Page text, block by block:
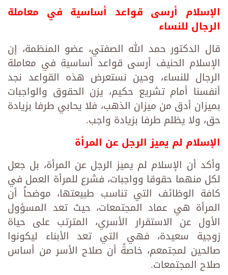
الإسلام أرسى قواعد أساسية في معاملة
الرجال للنساء
قال الدكتور حمد الله الصفتي، عضو المنظمة، إن
الإسلام الحنيف أرسى قواعد أساسية في معاملة
الرجال للنساء، وحين نستعرض هذه القواعد نجد
أنفسنا أمام تشريع حكيم، يزن الحقوق والواجبات
بميزان أدق من ميزان الذهب، فلا يحابي طرفا بزيادة
حق، ولا يظلم طرفا بزيادة واجب.
الإسلام لم يميز الرجل عن المرأة
وأكد أن الإسلام لم يميز الرجل عن المرأة، بل جعل
لكل منهما حقوقا وواجبات، فشرع للمرأة العمل في
كافة الوظائف التي تناسب طبيعتها، موضحاً أن
المرأة هي عماد المجتمعات، حيث تعد المسؤول
الأول عن الاستقرار الأسري، المترتب على حياة
زوجية سعيدة، فهي التي تعد الأبناء ليكونوا
صالحين لمجتمعم، خاصةً أن صلاح الأسر من أساس
صلاح المجتمعات.